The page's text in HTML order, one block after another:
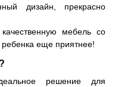
дизайн, прекрасно
мебель со
ребенка еще приятнее!
решение для